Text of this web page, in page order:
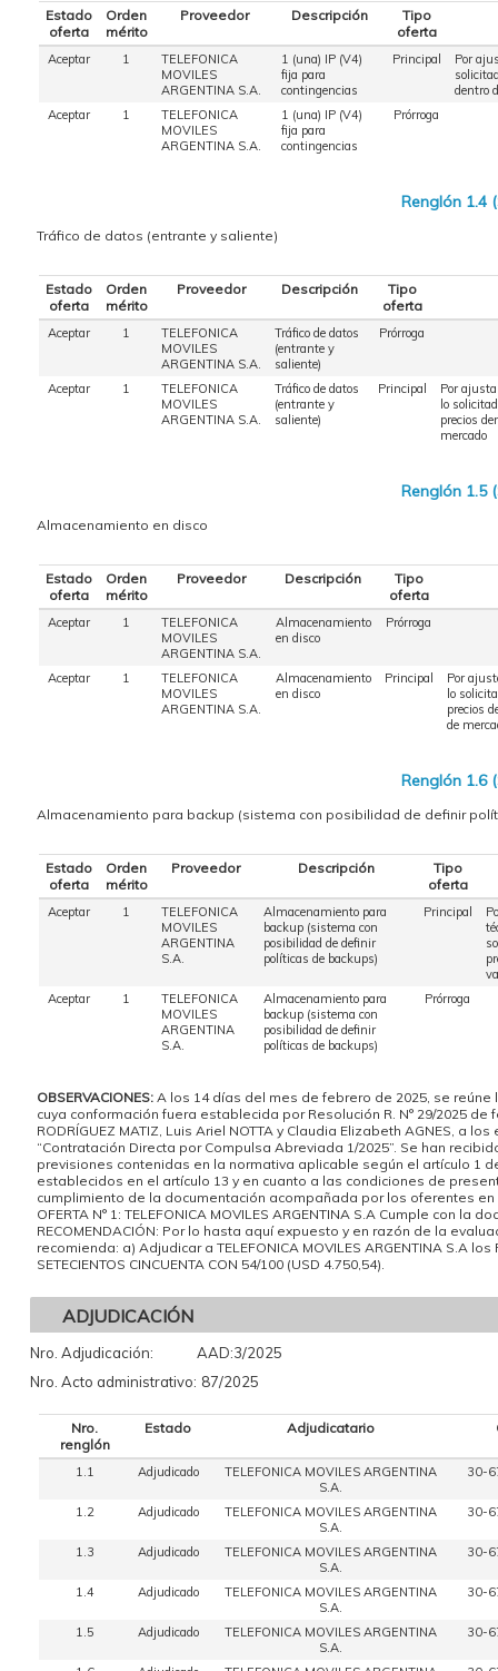
Estado
oferta
Orden
mérito
Proveedor Descripción
Tipo
oferta
Aceptar 1
TELEFONICA
MOVILES
ARGENTINA S.A.
1 (una) IP (V4)
fija para
contingencias
Principal
Por
dentro
Aceptar
1
TELEFONICA
MOVILES
ARGENTINA S.A.
1 (una) IP (V4)
fija para
contingencias
Prórroga
Renglón 1.4
Tráfico de datos (entrante y saliente)
Estado
oferta
Orden
mérito
Proveedor Descripción
Tipo
oferta
Aceptar 1
TELEFONICA
MOVILES
ARGENTINA S.A.
Tráfico de datos
(entrante y
saliente)
Prórroga
Aceptar 1
TELEFONICA
MOVILES
ARGENTINA S.A.
Tráfico de datos
(entrante y
saliente)
Principal
Por
lo
precios
mercado
Renglón 1.5
Almacenamiento en disco
Estado
oferta
Orden
mérito
Proveedor Descripción
Tipo
oferta
Aceptar 1
TELEFONICA
MOVILES
ARGENTINA S.A.
Almacenamiento
en disco
Prórroga
Aceptar 1
TELEFONICA
MOVILES
ARGENTINA S.A.
Almacenamiento
en disco
Principal
Por
lo
precios
de
Renglón 1.6
Almacenamiento para backup (sistema con posibilidad de definir
Estado
oferta
Orden
mérito
Proveedor Descripción
Tipo
oferta
Aceptar 1
TELEFONICA
MOVILES
ARGENTINA
S.A.
Almacenamiento para
backup (sistema con
posibilidad de definir
políticas de backups)
Principal
Aceptar
1
TELEFONICA
MOVILES
ARGENTINA
S.A.
Almacenamiento para
backup (sistema con
posibilidad de definir
políticas de backups)
Prórroga
OBSERVACIONES: A los 14 días del mes de febrero de 2025, se reúne
cuya conformación fuera establecida por Resolución R. N° 29/2025
RODRÍGUEZ MATIZ, Luis Ariel NOTTA y Claudia Elizabeth AGNES,
“Contratación Directa por Compulsa Abreviada 1/2025”. Se han
previsiones contenidas en la normativa aplicable según el artículo 1
establecidos en el artículo 13 y en cuanto a las condiciones de
cumplimiento de la documentación acompañada por los oferentes
OFERTA N° 1: TELEFONICA MOVILES ARGENTINA S.A Cumple con
RECOMENDACIÓN: Por lo hasta aquí expuesto y en razón de la
recomienda: a) Adjudicar a TELEFONICA MOVILES ARGENTINA S.A
SETECIENTOS CINCUENTA CON 54/100 (USD 4.750,54).
ADJUDICACIÓN
Nro. Adjudicación:
AAD:3/2025
Nro. Acto administrativo: 87/2025
Nro.
renglón
Estado Adjudicatario
1.1 Adjudicado
TELEFONICA MOVILES ARGENTINA
S.A.
30-
1.2 Adjudicado
TELEFONICA MOVILES ARGENTINA
S.A.
30-
1.3 Adjudicado
TELEFONICA MOVILES ARGENTINA
S.A.
30-
1.4 Adjudicado
TELEFONICA MOVILES ARGENTINA
S.A.
30-
1.5 Adjudicado
TELEFONICA MOVILES ARGENTINA
S.A.
30-